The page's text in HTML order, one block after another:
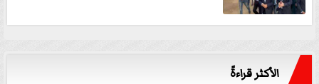
الأكثر قراءةً